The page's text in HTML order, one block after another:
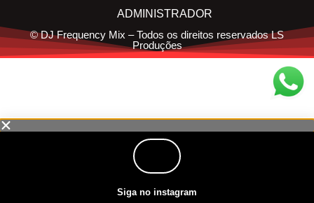
ADMINISTRADOR
© DJ Frequency Mix – Todos os direitos reservados LS
Produções
Siga no instagram